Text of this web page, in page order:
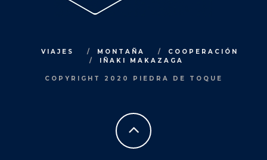
VIAJES MONTAÑA
COOPERACIÓN
IÑAKI MAKAZAGA
COPYRIGHT 2020 PIEDRA DE TOQUE